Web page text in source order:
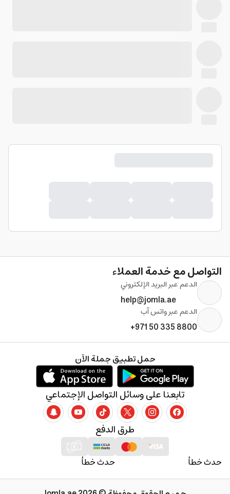
التواصل مع خدمة العملاء
الدعم عبر البريد الإلكتروني
help@jomla.ae
الدعم عبر واتس آب
+971 50 335 8800
حدث خطأ حدث خطأ
طرق الدفع
تابعنا على وسائل التواصل الإجتماعي
حمل تطبيق جملة الآن